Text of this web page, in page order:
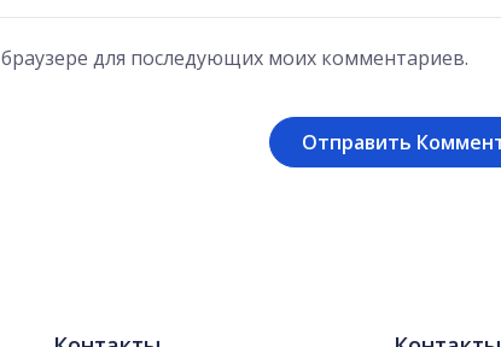
для последующих моих комментариев.